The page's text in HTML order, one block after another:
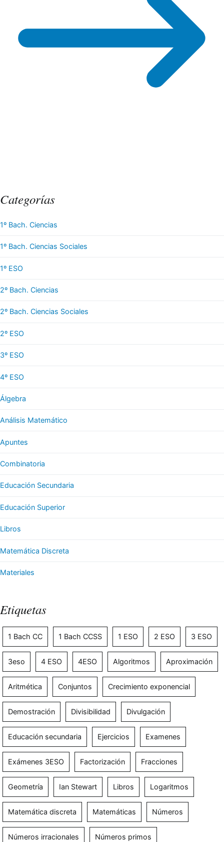
Categorías
1º Bach. Ciencias
1º Bach. Ciencias Sociales
1º ESO
2º Bach. Ciencias
2º Bach. Ciencias Sociales
2º ESO
3º ESO
4º ESO
Álgebra
Análisis Matemático
Apuntes
Combinatoria
Educación Secundaria
Educación Superior
Libros
Matemática Discreta
Materiales
Etiquetas
1 Bach CC 1 Bach CCSS 1 ESO 2 ESO 3 ESO
3eso 4 ESO 4ESO Algoritmos Aproximación
Aritmética Conjuntos Crecimiento exponencial
Demostración Divisibilidad Divulgación
Educación secundaria Ejercicios Examenes
Exámenes 3ESO Factorización Fracciones
Geometría Ian Stewart Libros Logaritmos
Matemática discreta Matemáticas Números
Números irracionales Números primos